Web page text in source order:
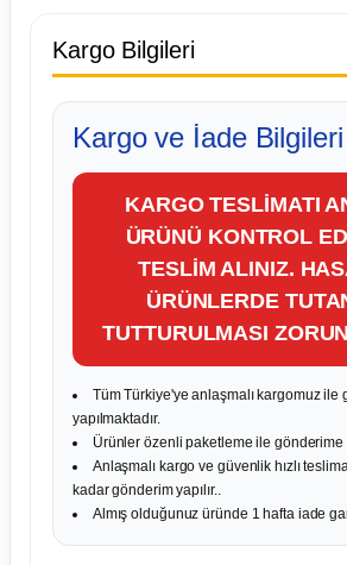
Kargo Bilgileri
Kargo ve İade Bilgileri
KARGO TESLİMATI
ÜRÜNÜ KONTROL
TESLİM ALINIZ.
ÜRÜNLERDE
TUTTURULMASI
Tüm Türkiye'ye anlaşmalı kargomuz ile
yapılmaktadır.
Ürünler özenli paketleme ile gönderime
Anlaşmalı kargo ve güvenlik hızlı
kadar gönderim yapılır..
Almış olduğunuz üründe 1 hafta iade